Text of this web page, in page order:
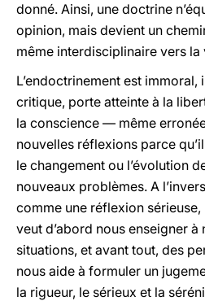
donné. Ainsi, une doctrine
opinion, mais devient un
même interdisciplinaire vers la
L’endoctrinement est
critique, porte atteinte à la
la conscience — même
nouvelles réflexions parce
le changement ou l’évolution
nouveaux problèmes. A
comme une réflexion
veut d’abord nous enseigner
situations, et avant tout, des
nous aide à formuler un
la rigueur, le sérieux et la